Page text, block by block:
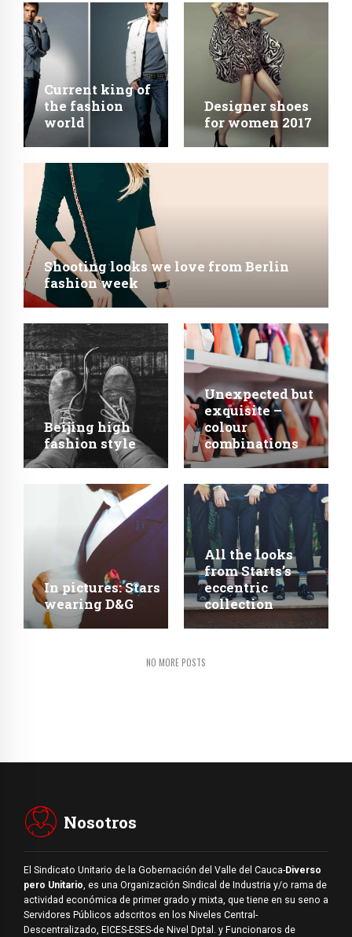
Current king of
the fashion
world
Shooting looks we love from Berlin
fashion week
Designer shoes
for women 2017
Beijing high
fashion style
Unexpected but
exquisite –
colour
combinations
In pictures: Stars
wearing D&G
All the looks
from Starts’s
eccentric
collection
NO MORE POSTS
Nosotros
El Sindicato Unitario de la Gobernación del Valle del Cauca-Diverso
pero Unitario, es una Organización Sindical de Industria y/o rama de
actividad económica de primer grado y mixta, que tiene en su seno a
Servidores Públicos adscritos en los Niveles Central-
Descentralizado, EICES-ESES-de Nivel Dptal. y Funcionaros de